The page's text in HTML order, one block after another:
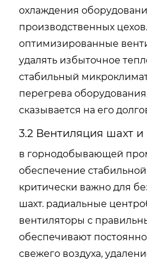
охлаждения
производственных цехов.
оптимизированные
удалять избыточное
стабильный
перегрева
сказывается на его
3.2 Вентиляция шахт и
в горнодобывающей
обеспечение
критически важно для
шахт. радиальные
вентиляторы с
обеспечивают
свежего воздуха,